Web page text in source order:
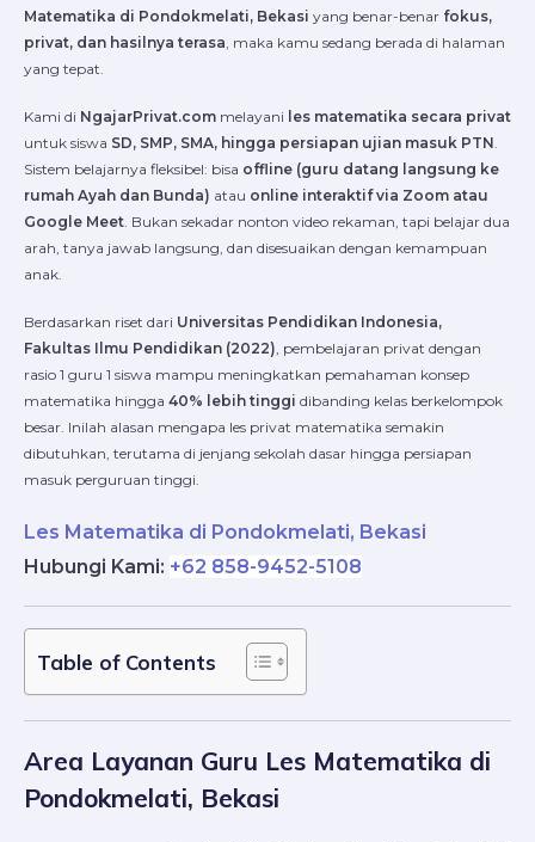
Matematika di Pondokmelati, Bekasi yang benar-benar fokus,
privat, dan hasilnya terasa , maka kamu sedang berada di halaman
yang tepat.
Kami di NgajarPrivat.com melayani les matematika secara privat
untuk siswa SD, SMP, SMA, hingga persiapan ujian masuk PTN
Sistem belajarnya fleksibel: bisa offline (guru datang langsung ke
rumah Ayah dan Bunda) atau online interaktif via Zoom atau
Google Meet . Bukan sekadar nonton video rekaman, tapi belajar dua
arah, tanya jawab langsung, dan disesuaikan dengan kemampuan
anak.
Berdasarkan riset dari Universitas Pendidikan Indonesia,
Fakultas Ilmu Pendidikan (2022) , pembelajaran privat dengan
rasio 1 guru 1 siswa mampu meningkatkan pemahaman konsep
matematika hingga 40% lebih tinggi dibanding kelas berkelompok
besar. Inilah alasan mengapa les privat matematika semakin
dibutuhkan, terutama di jenjang sekolah dasar hingga persiapan
masuk perguruan tinggi.
Les Matematika di Pondokmelati, Bekasi
Hubungi Kami: +62 858-9452-5108
Table of Contents
Area Layanan Guru Les Matematika di
Pondokmelati, Bekasi